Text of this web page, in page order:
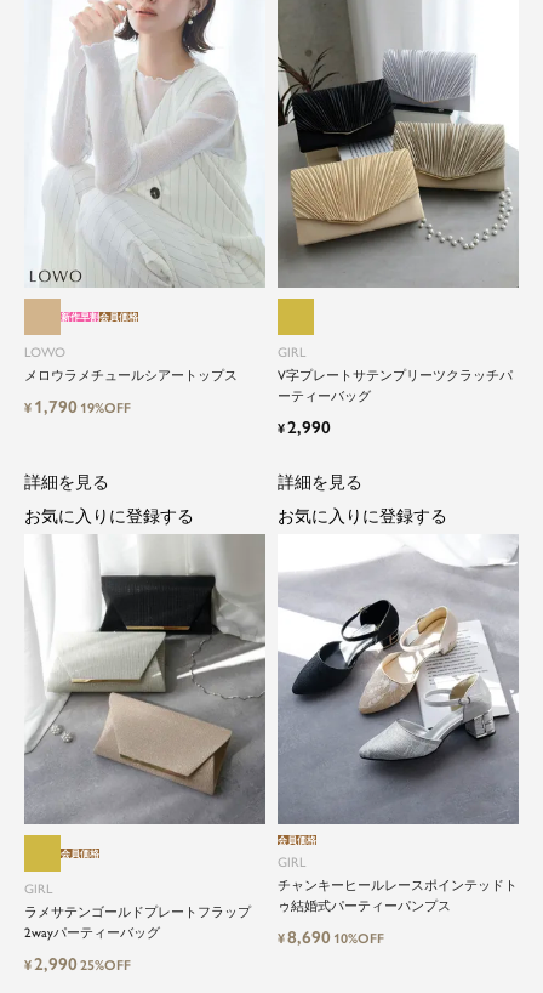
LOWO
メロウラメチュールシアートップス
新作早割会員価格
¥ 1,790 19%OFF
GIRL
V字プレートサテンプリーツクラッチパ
ーティーバッグ
¥2,990
GIRL
ラメサテンゴールドプレートフラップ
2wayパーティーバッグ
会員価格
¥2,99025%OFF
詳細を見る
お気に入りに登録する
GIRL
チャンキーヒールレースポインテッドト
ゥ結婚式パーティーパンプス
会員価格
¥8,690 10%OFF
詳細を見る
お気に入りに登録する